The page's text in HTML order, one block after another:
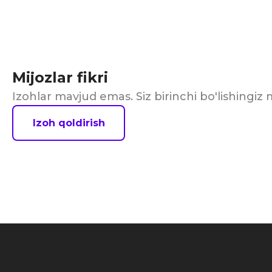
Mijozlar fikri
Izohlar mavjud emas. Siz birinchi bo'lishingiz
Izoh qoldirish